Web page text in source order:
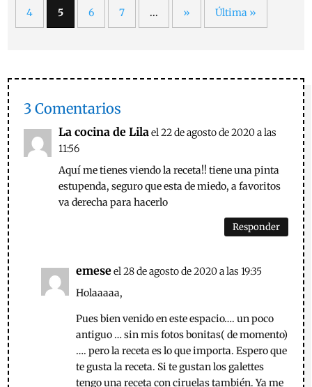
4 5 6 7 ... » Última »
3 Comentarios
La cocina de Lilael 22 de agosto de 2020 a las
11:56
Aquí me tienes viendo la receta!! tiene una pinta
estupenda, seguro que esta de miedo, a favoritos
va derecha para hacerlo
Responder
emeseel 28 de agosto de 2020 a las 19:35
Holaaaaa,
Pues bien venido en este espacio…. un poco
antiguo … sin mis fotos bonitas( de momento)
…. pero la receta es lo que importa. Espero que
te gusta la receta. Si te gustan los galettes
tengo una receta con ciruelas también. Ya me